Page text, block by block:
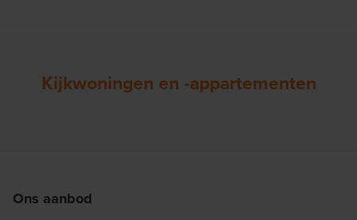
Kijkwoningen en -appartementen
Ons aanbod